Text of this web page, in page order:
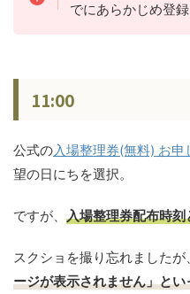
でにあらかじめ登
11:00
公式の入場整理券(無料) お申
望の日にちを選択。
ですが、 入場整理券配布時
スクショを撮り忘れました
ージが表示されません」と